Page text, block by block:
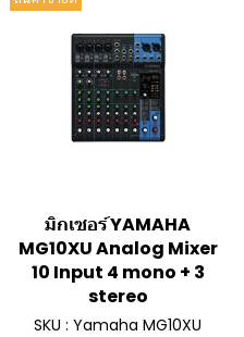
มิกเซอร์ YAMAHA
MG10XU Analog Mixer
10 Input 4 mono + 3
stereo
SKU : Yamaha MG10XU